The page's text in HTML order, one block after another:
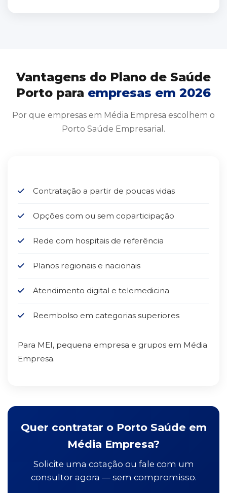
Vantagens do Plano de Saúde
Porto para empresas em 2026
Por que empresas em Média Empresa escolhem o
Porto Saúde Empresarial.
Contratação a partir de poucas vidas
Opções com ou sem coparticipação
Rede com hospitais de referência
Planos regionais e nacionais
Atendimento digital e telemedicina
Reembolso em categorias superiores
Para MEI, pequena empresa e grupos em Média
Empresa.
Quer contratar o Porto Saúde em
Média Empresa?
Solicite uma cotação ou fale com um
consultor agora — sem compromisso.